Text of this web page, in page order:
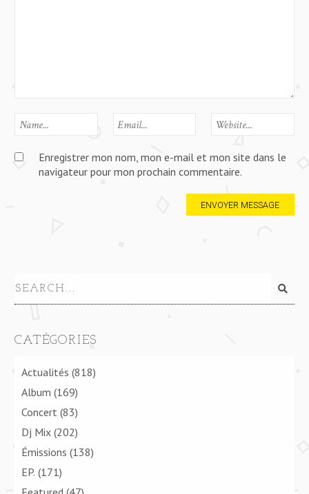
Enregistrer mon nom, mon e-mail et mon site dans le
navigateur pour mon prochain commentaire.
CATÉGORIES
Actualités (818)
Album (169)
Concert (83)
Dj Mix (202)
Émissions (138)
EP. (171)